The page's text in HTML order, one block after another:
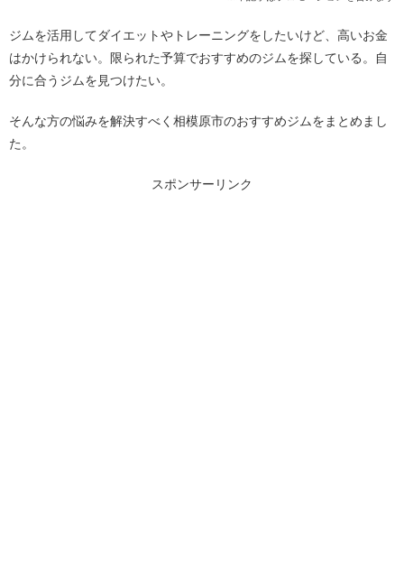
ジムを活用してダイエットやトレーニングをしたいけど、高いお金
はかけられない。限られた予算でおすすめのジムを探している。自
分に合うジムを見つけたい。
そんな方の悩みを解決すべく相模原市のおすすめジムをまとめまし
た。
スポンサーリンク